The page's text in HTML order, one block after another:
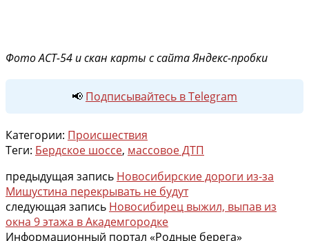
Фото АСТ-54 и скан карты с сайта Яндекс-пробки
📢 Подписывайтесь в Telegram
Категории: Происшествия
Теги: Бердское шоссе, массовое ДТП
предыдущая запись Новосибирские дороги из-за
Мишустина перекрывать не будут
следующая запись Новосибирец выжил, выпав из
окна 9 этажа в Академгородке
Информационный портал «Родные берега»